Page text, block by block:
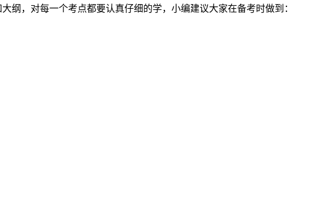
纲，对每一个考点都要认真仔细的学，小编建议大家在备考时做到：